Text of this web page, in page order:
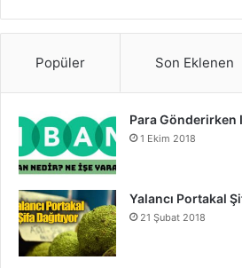
Popüler Son Eklenen
Para Gönderirken
1 Ekim 2018
Yalancı Portakal
21 Şubat 2018